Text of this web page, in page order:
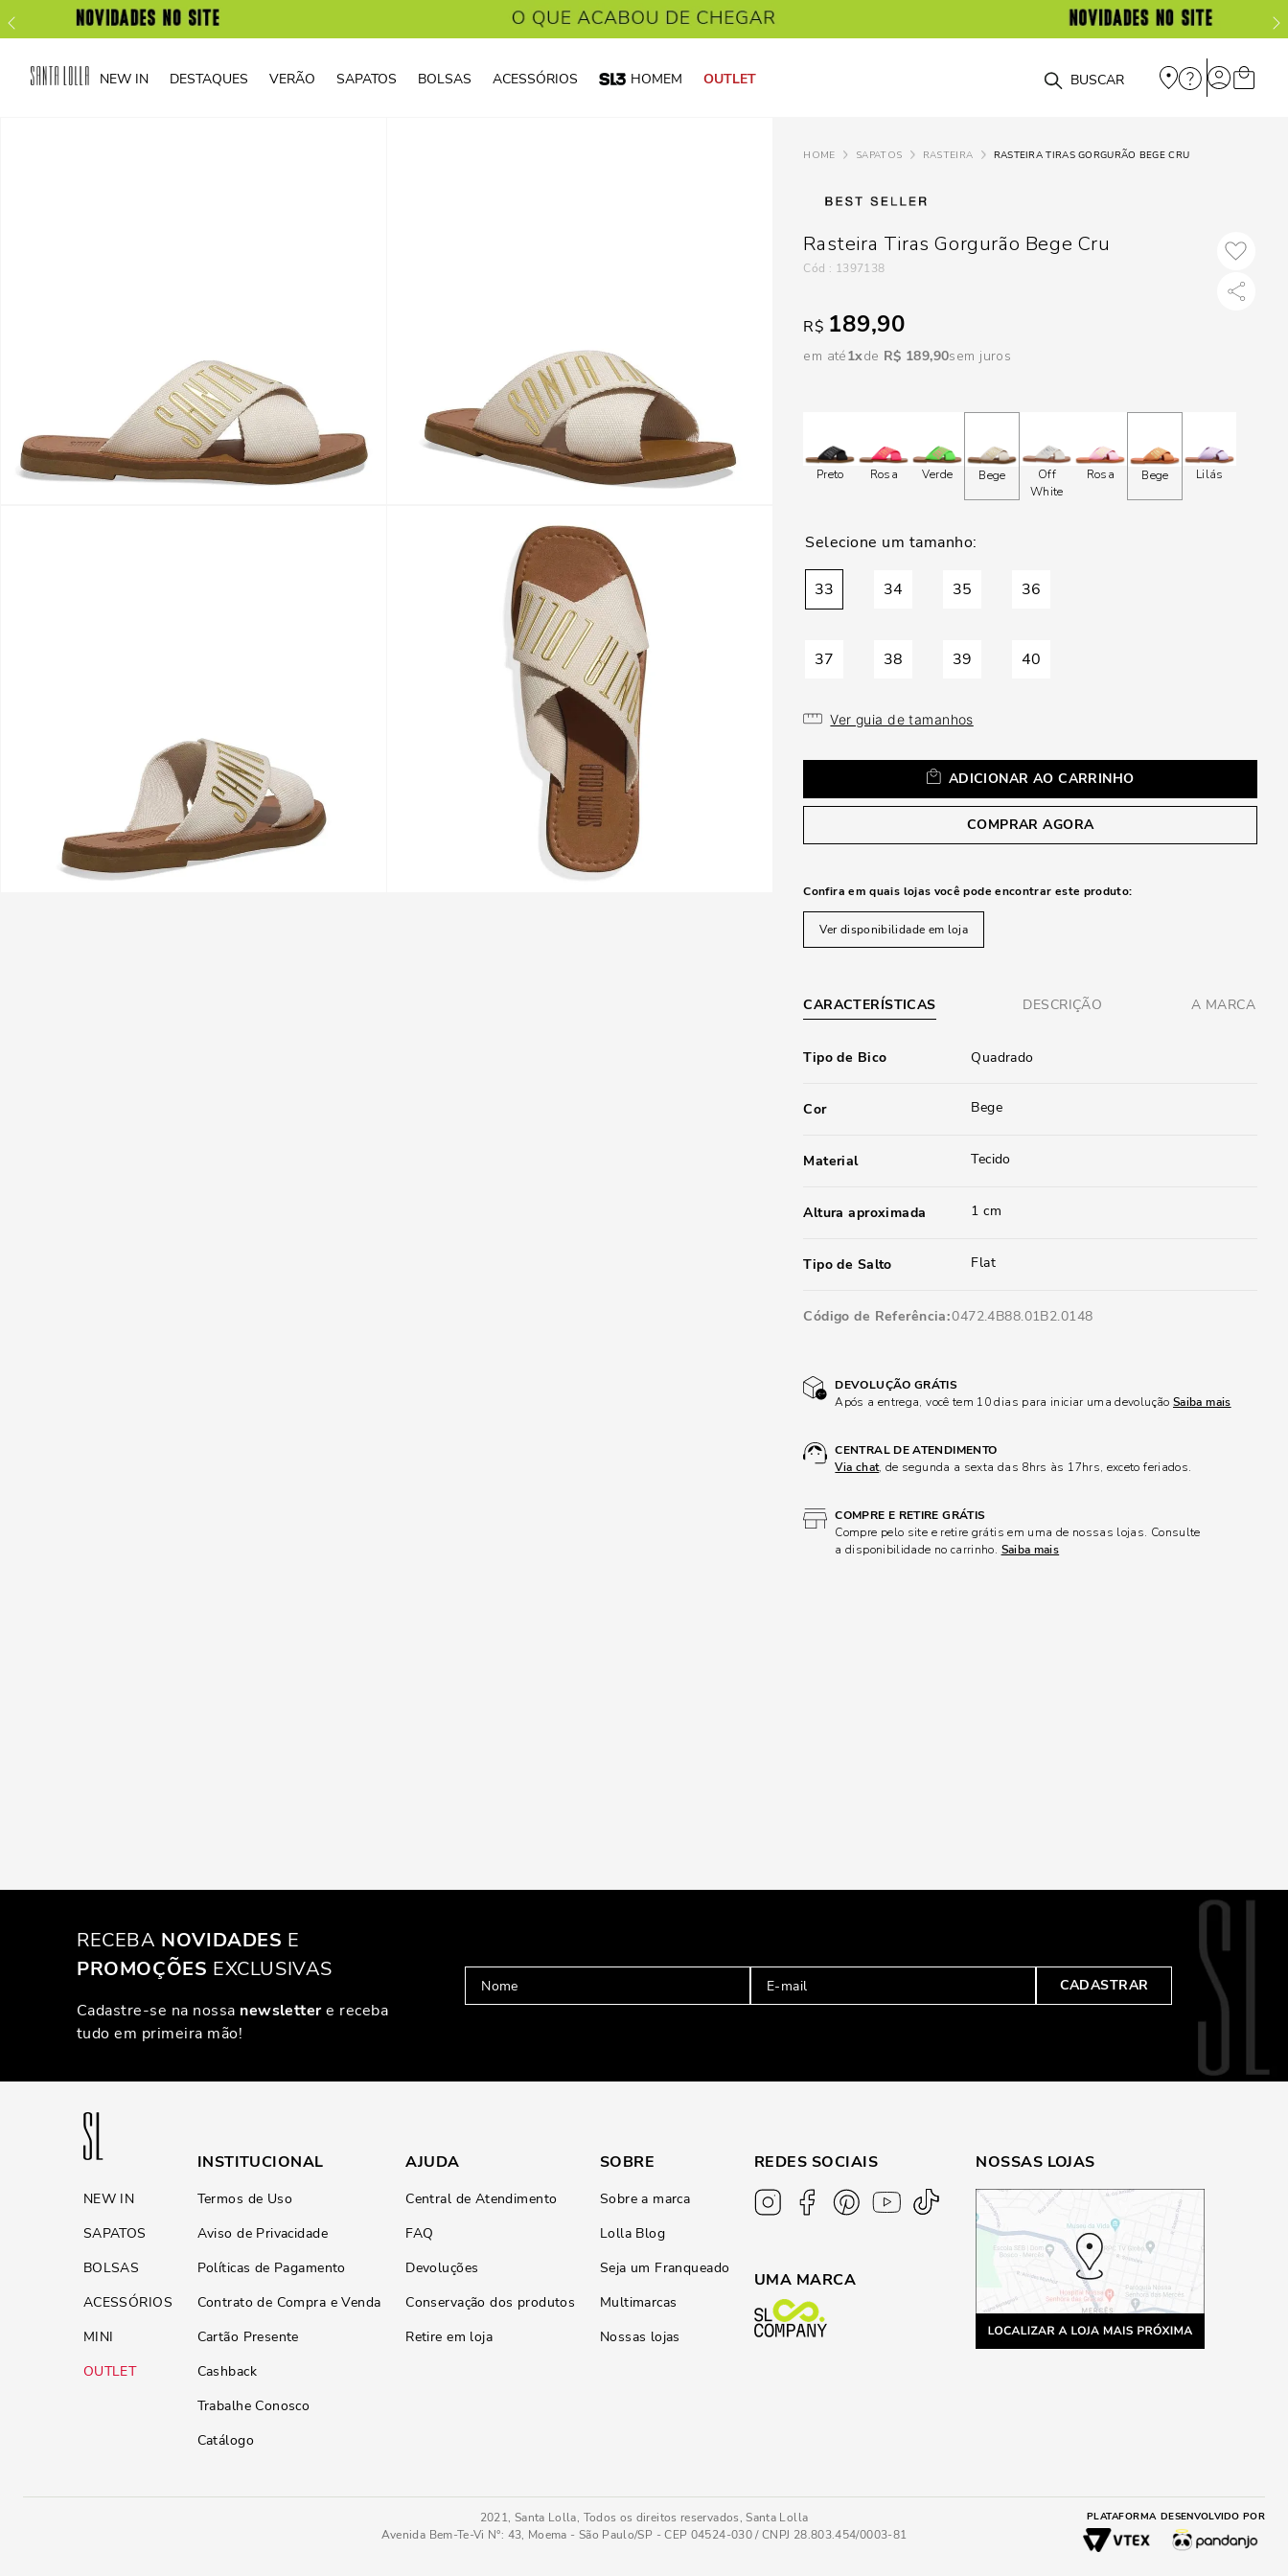
NEW IN DESTAQUES VERÃO SAPATOS BOLSAS ACESSÓRIOS HOMEM OUTLET O que você está procurando?
SAPATOS RASTEIRA RASTEIRA TIRAS GORGURÃO BEGE CRU
Rasteira Tiras Gorgurão Bege Cru
: 1397138
R$ 189,90
em até1 R$ 189,90sem juros
Preto Rosa Verde Bege
Off
White
Rosa Bege Lilás
33 34 35 36
37 38 39 40
Ver guia de tamanhos
ADICIONAR AO CARRINHO
COMPRAR AGORA
Confira em quais lojas você pode encontrar este produto:
Ver disponibilidade em loja
Selecione seu
CARACTERÍSTICAS DESCRIÇÃO A MARCA
Tipo de Bico Quadrado
Cor Bege
Material Tecido
Altura aproximada 1 cm
Tipo de Salto Flat
Código de Referência 0472.4B88.01B2.0148
DEVOLUÇÃO GRÁTIS
Após a entrega, você tem 10 dias para iniciar uma devolução Saiba mais
CENTRAL DE ATENDIMENTO
Via chat, de segunda a sexta das 8hrs às 17hrs, exceto feriados.
COMPRE E RETIRE GRÁTIS
Compre pelo site e retire grátis em uma de nossas lojas. Consulte
a disponibilidade no carrinho. Saiba mais
RECEBA NOVIDADES E
PROMOÇÕES EXCLUSIVAS
Cadastre-se na nossa newslettere receba
tudo em primeira mão!
CADASTRAR
NEW IN
SAPATOS
BOLSAS
ACESSÓRIOS
MINI
OUTLET
INSTITUCIONAL
Termos de Uso
Aviso de Privacidade
Políticas de Pagamento
Contrato de Compra e Venda
Cartão Presente
Cashback
Trabalhe Conosco
Catálogo
AJUDA
Central de Atendimento
FAQ
Devoluções
Conservação dos produtos
Retire em loja
SOBRE
Sobre a marca
Lolla Blog
Seja um Franqueado
Multimarcas
Nossas lojas
REDES SOCIAIS
UMA MARCA
NOSSAS LOJAS
2021, Santa Lolla, Todos os direitos reservados, Santa Lolla
Avenida Bem-Te-Vi N°: 43, Moema - São Paulo/SP - CEP 04524-030 / CNPJ 28.803.454/0003-81
PLATAFORMA DESENVOLVIDO POR